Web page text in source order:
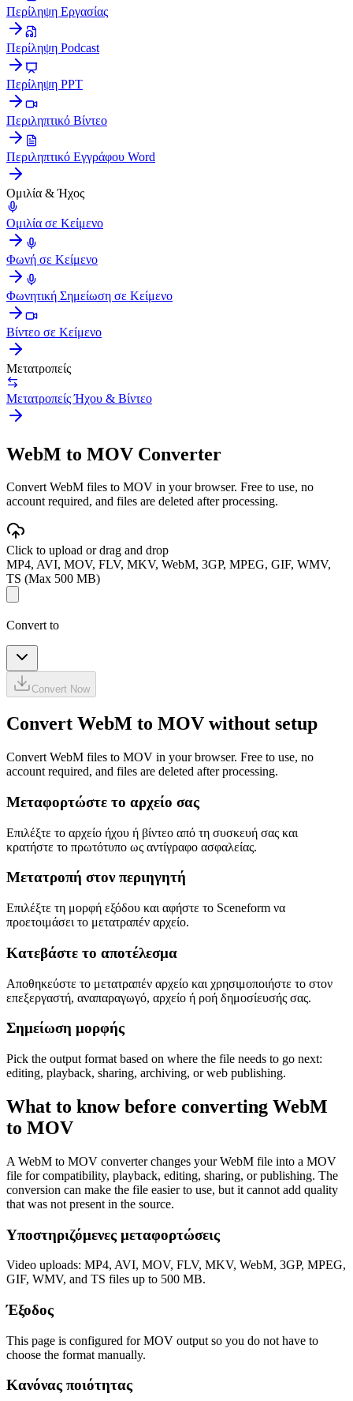
Περίληψη Εργασίας
Περίληψη Podcast
Περίληψη PPT
Περιληπτικό Βίντεο
Περιληπτικό Εγγράφου Word
Ομιλία & Ήχος
Ομιλία σε Κείμενο
Φωνή σε Κείμενο
Φωνητική Σημείωση σε Κείμενο
Βίντεο σε Κείμενο
Μετατροπείς
Μετατροπείς Ήχου & Βίντεο
WebM to MOV Converter
Convert WebM files to MOV in your browser. Free to use, no
account required, and files are deleted after processing.
Click to upload or drag and drop
MP4, AVI, MOV, FLV, MKV, WebM, 3GP, MPEG, GIF, WMV,
TS (Max 500 MB)
Convert to
Convert Now
Convert WebM to MOV without setup
Convert WebM files to MOV in your browser. Free to use, no
account required, and files are deleted after processing.
Μεταφορτώστε το αρχείο σας
Επιλέξτε το αρχείο ήχου ή βίντεο από τη συσκευή σας και
κρατήστε το πρωτότυπο ως αντίγραφο ασφαλείας.
Μετατροπή στον περιηγητή
Επιλέξτε τη μορφή εξόδου και αφήστε το Sceneform να
προετοιμάσει το μετατραπέν αρχείο.
Κατεβάστε το αποτέλεσμα
Αποθηκεύστε το μετατραπέν αρχείο και χρησιμοποιήστε το στον
επεξεργαστή, αναπαραγωγό, αρχείο ή ροή δημοσίευσής σας.
Σημείωση μορφής
Pick the output format based on where the file needs to go next:
editing, playback, sharing, archiving, or web publishing.
What to know before converting WebM
to MOV
A WebM to MOV converter changes your WebM file into a MOV
file for compatibility, playback, editing, sharing, or publishing. The
conversion can make the file easier to use, but it cannot add quality
that was not present in the source.
Υποστηριζόμενες μεταφορτώσεις
Video uploads: MP4, AVI, MOV, FLV, MKV, WebM, 3GP, MPEG,
GIF, WMV, and TS files up to 500 MB.
Έξοδος
This page is configured for MOV output so you do not have to
choose the format manually.
Κανόνας ποιότητας